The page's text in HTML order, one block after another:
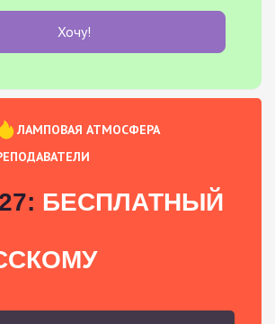
Хочу!
ЛАМПОВАЯ АТМОСФЕРА
БЕСПЛАТНЫЙ